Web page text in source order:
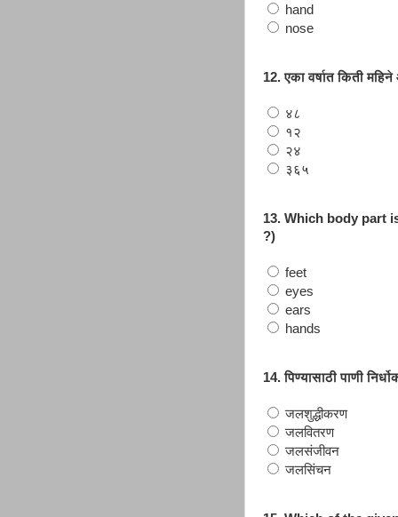
hand
nose
12. एका वर्षात किती
४८
१२
२४
३६५
13. Which body part is
?)
feet
eyes
ears
hands
14. पिण्यासाठी पाणी
जलशुद्धीकरण
जलवितरण
जलसंजीवन
जलसिंचन